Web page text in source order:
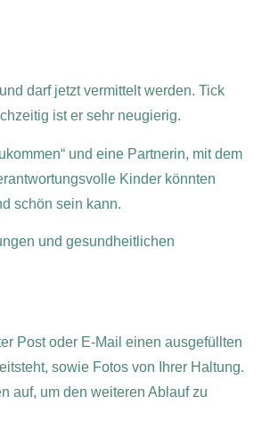
darf jetzt vermittelt werden. Tick
ist er sehr neugierig.
und eine Partnerin, mit dem
Kinder könnten
schön sein kann.
und gesundheitlichen
Post oder E-Mail einen ausgefüllten
sowie Fotos von Ihrer Haltung.
auf, um den weiteren Ablauf zu